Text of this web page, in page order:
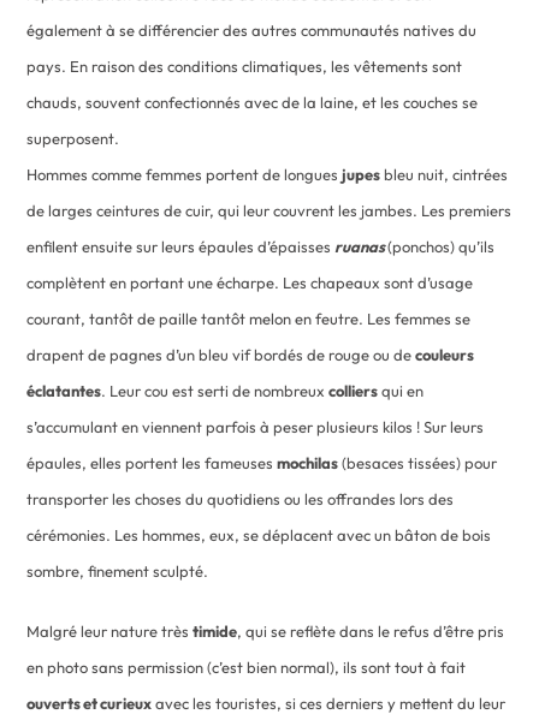
également à se différencier des autres communautés natives du
pays. En raison des conditions climatiques, les vêtements sont
chauds, souvent confectionnés avec de la laine, et les couches se
superposent.
Hommes comme femmes portent de longuesjupesbleu nuit, cintrées
de larges ceintures de cuir, qui leur couvrent les jambes. Les premiers
enfilent ensuite sur leurs épaules d’épaisses ruanas(ponchos) qu’ils
complètent en portant une écharpe. Les chapeaux sont d’usage
courant, tantôt de paille tantôt melon en feutre. Les femmes se
drapent de pagnes d’un bleu vif bordés de rouge ou decouleurs
éclatantes. Leur cou est serti de nombreuxcolliersqui en
s’accumulant en viennent parfois à peser plusieurs kilos ! Sur leurs
épaules, elles portent les fameusesmochilas(besaces tissées) pour
transporter les choses du quotidiens ou les offrandes lors des
cérémonies. Les hommes, eux, se déplacent avec un bâton de bois
sombre, finement sculpté.
Malgré leur nature trèstimide, qui se reflète dans le refus d’être pris
en photo sans permission (c’est bien normal), ils sont tout à fait
ouverts et curieuxavec les touristes, si ces derniers y mettent du leur